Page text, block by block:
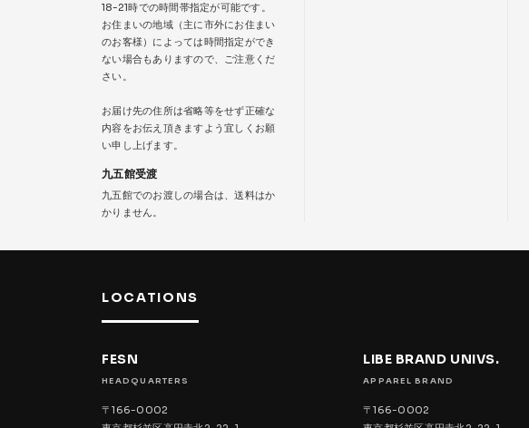
18-21時での時間帯指定が可能です。
お住まいの地域（主に市外にお住まい
のお客様）によっては時間指定ができ
ない場合もありますので、ご注意くだ
さい。
お届け先の住所は省略等をせず正確な
内容をお伝え頂きますよう宜しくお願
い申し上げます。
九五館受渡
九五館でのお渡しの場合は、送料はか
かりません。
LOCATIONS
FESN
HEADQUARTERS
〒166-0002
LIBE BRAND UNIVS.
APPAREL BRAND
〒166-0002